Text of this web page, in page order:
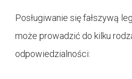
Posługiwanie się fałszywą
może prowadzić do kilku
odpowiedzialności: